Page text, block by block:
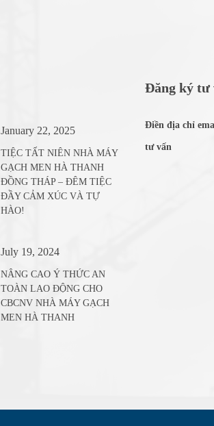
January 22, 2025
TIỆC TẤT NIÊN NHÀ MÁY
GẠCH MEN HÀ THANH
ĐỒNG THÁP – ĐÊM TIỆC
ĐẦY CẢM XÚC VÀ TỰ
HÀO!
July 19, 2024
NÂNG CAO Ý THỨC AN
TOÀN LAO ĐỘNG CHO
CBCNV NHÀ MÁY GẠCH
MEN HÀ THANH
Đăng ký tư
Điền địa chỉ
tư vấn